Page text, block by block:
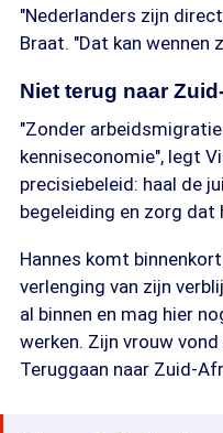
"Nederlanders zijn
Braat. "Dat kan wennen
Niet terug naar
"Zonder
kenniseconomie", legt
precisiebeleid: haal de
begeleiding en zorg
Hannes komt
verlenging van zijn
al binnen en mag hier
werken. Zijn vrouw
Teruggaan naar Zuid-